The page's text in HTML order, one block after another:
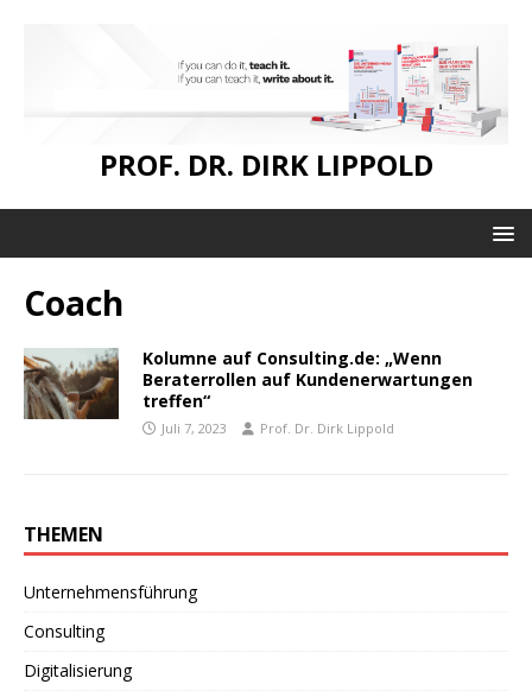
PROF. DR. DIRK LIPPOLD
Coach
Kolumne auf Consulting.de: „Wenn
Beraterrollen auf Kundenerwartungen
treffen“
Juli 7, 2023 Prof. Dr. Dirk Lippold
THEMEN
Unternehmensführung
Consulting
Digitalisierung